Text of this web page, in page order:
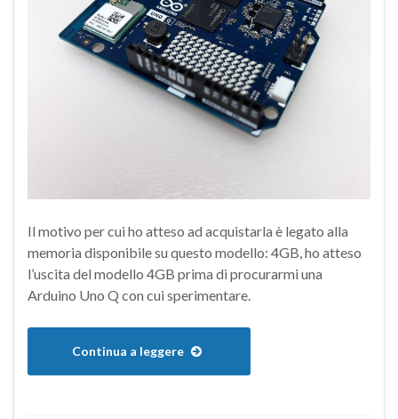
Il motivo per cui ho atteso ad acquistarla è legato alla
memoria disponibile su questo modello: 4GB, ho atteso
l’uscita del modello 4GB prima di procurarmi una
Arduino Uno Q con cui sperimentare.
Continua a leggere